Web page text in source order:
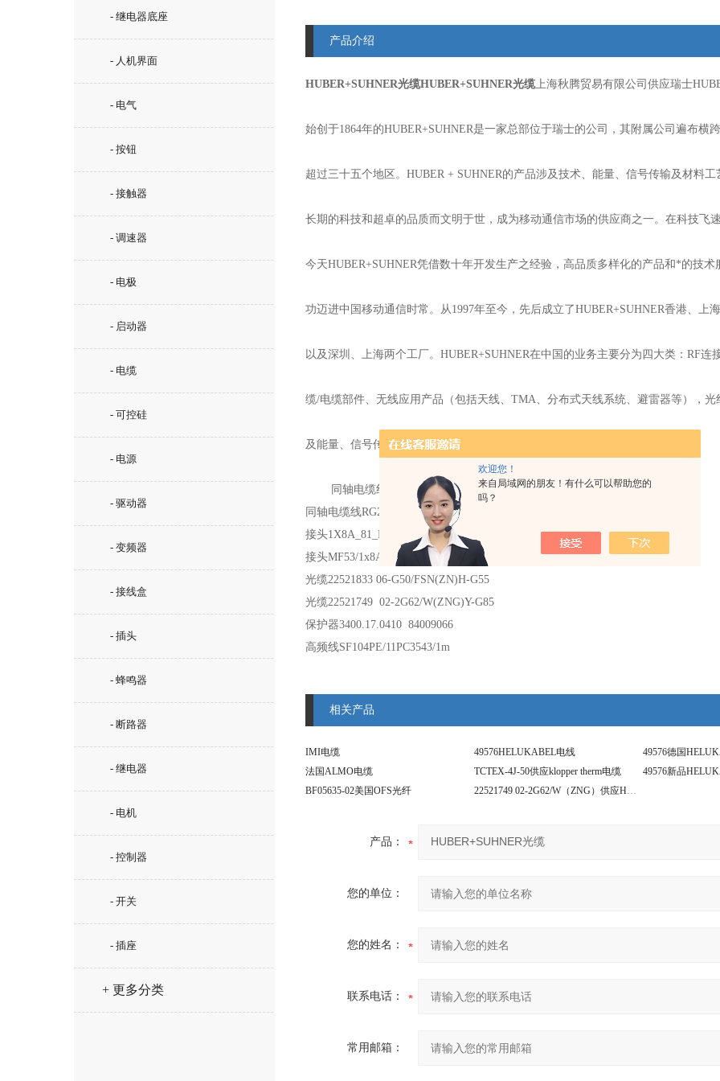
欢迎您！
来自局域网的朋友！有什么可以帮助您的
吗？
- 继电器底座
- 人机界面
- 电气
- 按钮
- 接触器
- 调速器
- 电极
- 启动器
- 电缆
- 可控硅
- 电源
- 驱动器
- 变频器
- 接线盒
- 插头
- 蜂鸣器
- 断路器
- 继电器
- 电机
- 控制器
- 开关
- 插座
+ 更多分类
产品介绍
HUBER+SUHNER光缆HUBER+SUHNER光缆上海秋腾贸易有限公司供应瑞士
始创于1864年的HUBER+SUHNER是一家总部位于瑞士的公司，其附属公司遍布横
超过三十五个地区。HUBER + SUHNER的产品涉及技术、能量、信号传输及材料工
长期的科技和超卓的品质而文明于世，成为移动通信市场的供应商之一。在科技飞
今天HUBER+SUHNER凭借数十年开发生产之经验，高品质多样化的产品和*的技术
功迈进中国移动通信时常。从1997年至今，先后成立了HUBER+SUHNER香港、上
以及深圳、上海两个工厂。HUBER+SUHNER在中国的业务主要分为四大类：RF连
缆/电缆部件、无线应用产品（包括天线、TMA、分布式天线系统、避雷器等），光
及能量、信号传输设备等。
同轴电缆线
RG223U/11SMA/11SMA/1.00M
同轴电缆线RG223U01/2*11SMA-50-3-6/1M 84145228
接头1X8A_81_MXP-S50-0-2/111_NE
接头MF53/1x8A_21MXP/21SMA/152
光缆22521833 06-G50/FSN(ZN)H-G55
光缆22521749 02-2G62/W(ZNG)Y-G85
保护器3400.17.0410 84009066
高频线SF104PE/11PC3543/1m
相关产品
IMI电缆 49576HELUKABEL电线
49576德国
法国ALMO电缆
TCTEX-4J-50供应klopper therm电缆
49576新品
BF05635-02美国OFS光纤
22521749 02-2G62/W（ZNG）供应HUBER+SUHNER电缆
产品：
您的单位：
您的姓名：
联系电话：
常用邮箱：